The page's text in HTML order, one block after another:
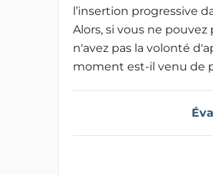
l’insertion progressive
Alors, si vous ne
n'avez pas la volonté
moment est-il venu de